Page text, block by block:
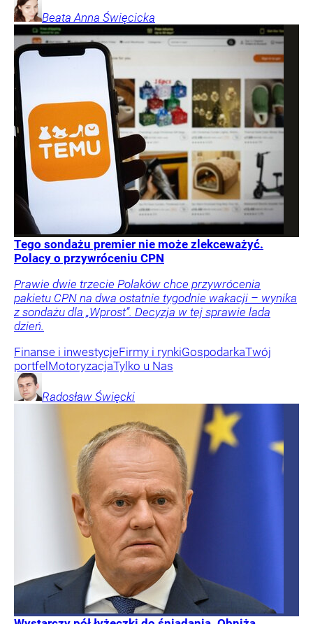
Beata Anna Święcicka
Tego sondażu premier nie może zlekceważyć.
Polacy o przywróceniu CPN
Prawie dwie trzecie Polaków chce przywrócenia
pakietu CPN na dwa ostatnie tygodnie wakacji – wynika
z sondażu dla „Wprost”. Decyzja w tej sprawie lada
dzień.
Finanse i inwestycjeFirmy i rynkiGospodarkaTwój
portfel MotoryzacjaTylko u Nas
Radosław Święcki